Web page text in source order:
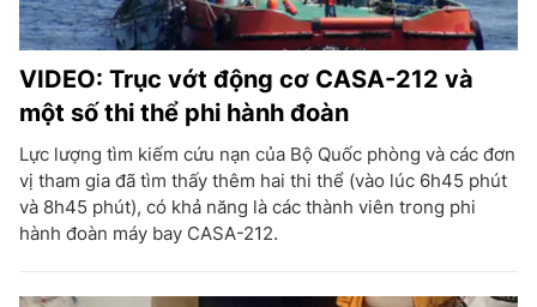
VIDEO: Trục vớt động cơ CASA-212 và
một số thi thể phi hành đoàn
Lực lượng tìm kiếm cứu nạn của Bộ Quốc phòng và các đơn
vị tham gia đã tìm thấy thêm hai thi thể (vào lúc 6h45 phút
và 8h45 phút), có khả năng là các thành viên trong phi
hành đoàn máy bay CASA-212.